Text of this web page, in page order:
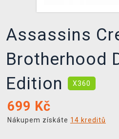
Assassins
Brotherhood
Edition
X360
699 Kč
Nákupem získáte 14 kreditů